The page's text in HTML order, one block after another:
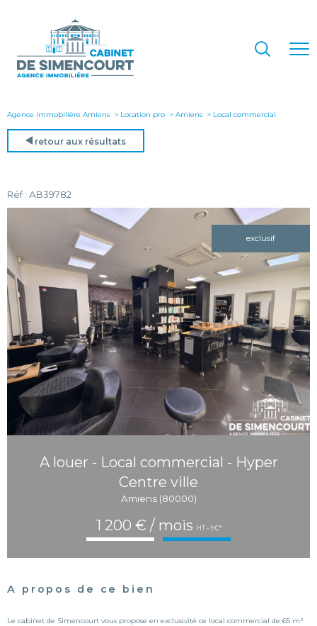
Agence immobilière Amiens Location pro Amiens local commercial
retour aux résultats
Réf : AB39782
exclusif
A louer - Local commercial - Hyper
Centre ville
Amiens (80000)
1 200 € / mois HT - HC*
A propos de ce bien
Le cabinet de Simencourt vous propose en exclusivité ce local commercial de 65 m²